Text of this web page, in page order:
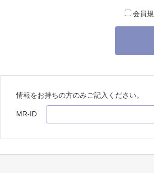
会員
情報をお持ちの方のみご記入ください。
MR-ID